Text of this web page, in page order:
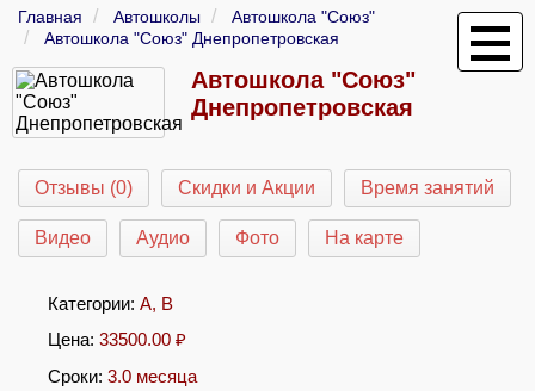
Главная Автошколы
Автошкола "Союз"
Автошкола "Союз" Днепропетровская
Автошкола "Союз"
Днепропетровская
Отзывы (0) Скидки и Акции Время занятий
Видео Аудио Фото На карте
Категории: A, B
Цена: 33500.00 ₽
Сроки: 3.0 месяца